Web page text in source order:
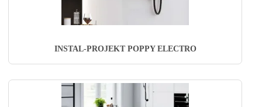
INSTAL-PROJEKT POPPY ELECTRO